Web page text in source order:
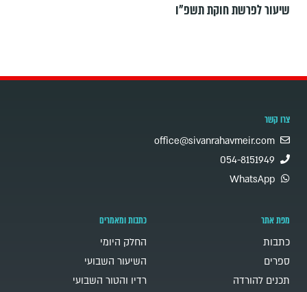
שיעור לפרשת חוקת תשפ"ו
צרו קשר
office@sivanrahavmeir.com
054-8151949
WhatsApp
מפת אתר
כתבות
ספרים
תכנים להורדה
כתבות ומאמרים
החלק היומי
השיעור השבועי
רדיו והטור השבועי